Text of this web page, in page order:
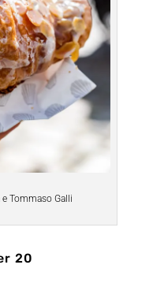
Tommaso Galli
20